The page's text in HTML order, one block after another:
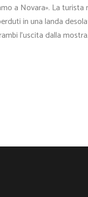
a Novara». La
in una landa
l’uscita dalla